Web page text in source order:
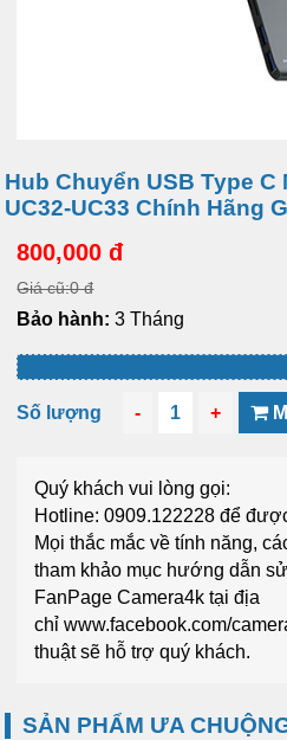
Hub Chuyển USB Type C
UC32-UC33 Chính Hãng
800,000 đ
Giá cũ:0 đ
Bảo hành: 3 Tháng
Số lượng - 1 +
Quý khách vui lòng gọi:
Hotline: 0909.122228để
Mọi thắc mắc về tính năng,
tham khảo mục hướng dẫn
FanPageCamera4ktại địa
chỉwww.facebook.com/
thuật sẽ hỗ trợ quý khách.
SẢN PHẨM ƯA